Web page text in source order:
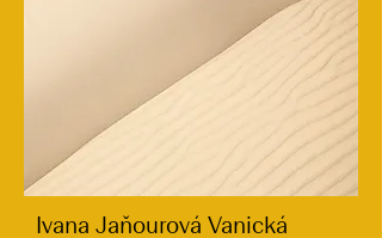
Ivana Jaňourová Vanická